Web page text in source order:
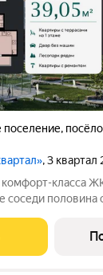
поселение,
, 3 квартал
ЖК «Соседи» п.
ЖК «Соседи»